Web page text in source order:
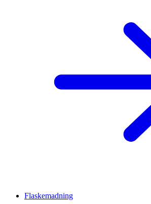
Flaskemadning